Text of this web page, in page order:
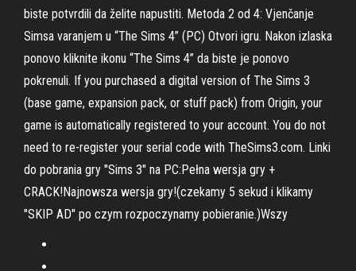
biste potvrdili da želite napustiti. Metoda 2 od 4: Vjenčanje
Simsa varanjem u “The Sims 4” (PC) Otvori igru. Nakon izlaska
ponovo kliknite ikonu “The Sims 4” da biste je ponovo
pokrenuli. If you purchased a digital version of The Sims 3
(base game, expansion pack, or stuff pack) from Origin, your
game is automatically registered to your account. You do not
need to re-register your serial code with TheSims3.com. Linki
do pobrania gry "Sims 3" na PC:Pełna wersja gry +
CRACK!Najnowsza wersja gry!(czekamy 5 sekud i klikamy
"SKIP AD" po czym rozpoczynamy pobieranie.)Wszy